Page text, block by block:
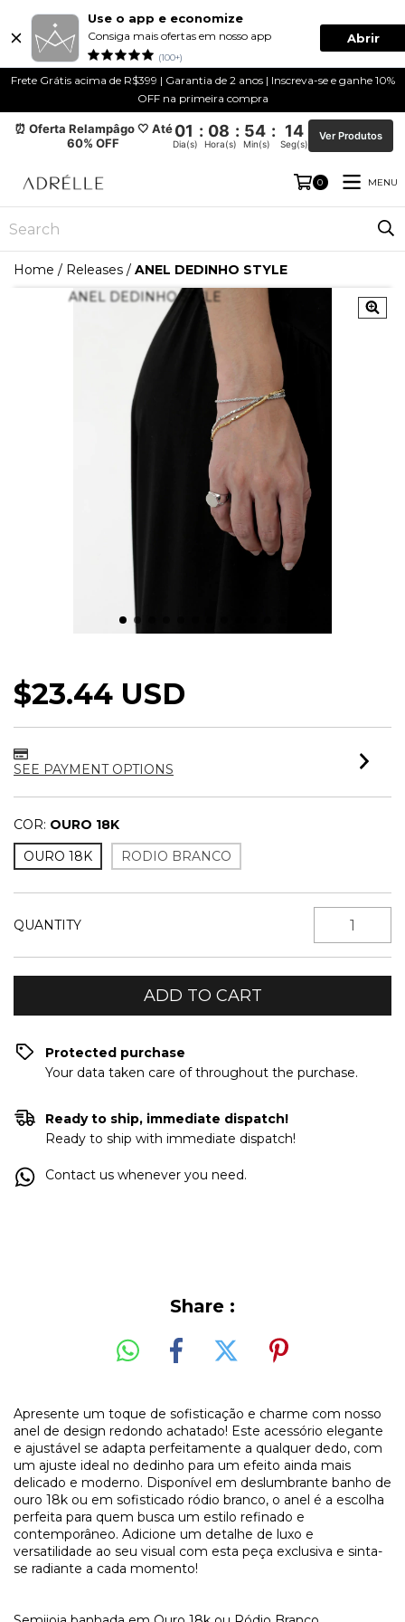
Use o app e economize
Consiga mais ofertas em nosso app
(100+)
Abrir
Frete Grátis acima de R$399 | Garantia de 2 anos | Inscreva-se e ganhe 10%
OFF na primeira compra
⏰ Oferta Relampâgo 🤍 Até
60% OFF
01 : 08 : 54 : 14
Dia(s) Hora(s) Min(s) Seg(s)
Ver Produtos
0 MENU
Home / Releases / ANEL DEDINHO STYLE
$23.44 USD
SEE PAYMENT OPTIONS
COR: OURO 18K
OURO 18K
RODIO BRANCO
QUANTITY
Protected purchase
Your data taken care of throughout the purchase.
Ready to ship, immediate dispatch!
Ready to ship with immediate dispatch!
Contact us whenever you need.
Share :
Apresente um toque de sofisticação e charme com nosso
anel de design redondo achatado! Este acessório elegante
e ajustável se adapta perfeitamente a qualquer dedo, com
um ajuste ideal no dedinho para um efeito ainda mais
delicado e moderno. Disponível em deslumbrante banho de
ouro 18k ou em sofisticado ródio branco, o anel é a escolha
perfeita para quem busca um estilo refinado e
contemporâneo. Adicione um detalhe de luxo e
versatilidade ao seu visual com esta peça exclusiva e sinta-
se radiante a cada momento!